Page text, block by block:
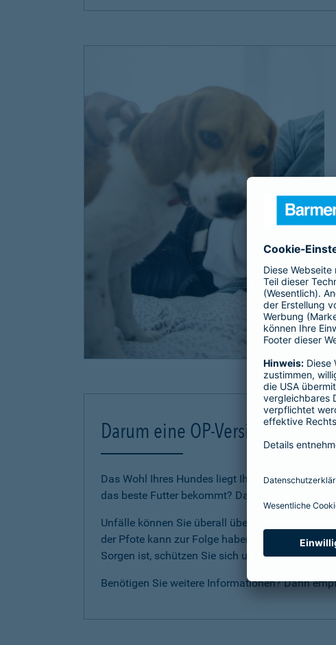
Darum eine OP-Versicherung
Das Wohl Ihres Hundes liegt Ihnen am
das beste Futter bekommt? Dann sollten Sie für
Unfälle können Sie überall überraschen. Egal
der Pfote kann zur Folge haben, dass Ihr
Sorgen ist, schützen Sie sich und Ihren Hund
Benötigen Sie weitere Informationen? Dann